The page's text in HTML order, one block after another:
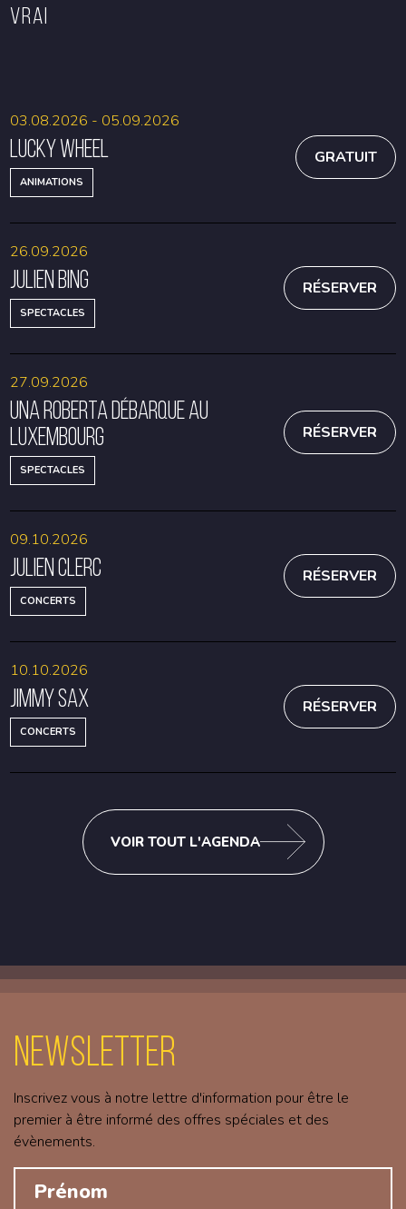
VRAI
Lucky Wheel
ANIMATIONS
03.08.2026 - 05.09.2026
GRATUIT
Julien Bing
SPECTACLES
26.09.2026
RÉSERVER
Una Roberta débarque au
Luxembourg
SPECTACLES
27.09.2026
RÉSERVER
Julien Clerc
CONCERTS
09.10.2026
RÉSERVER
Jimmy Sax
CONCERTS
10.10.2026
RÉSERVER
VOIR TOUT L'AGENDA
Newsletter
Inscrivez vous à notre lettre d'information pour être le
premier à être informé des offres spéciales et des
évènements.